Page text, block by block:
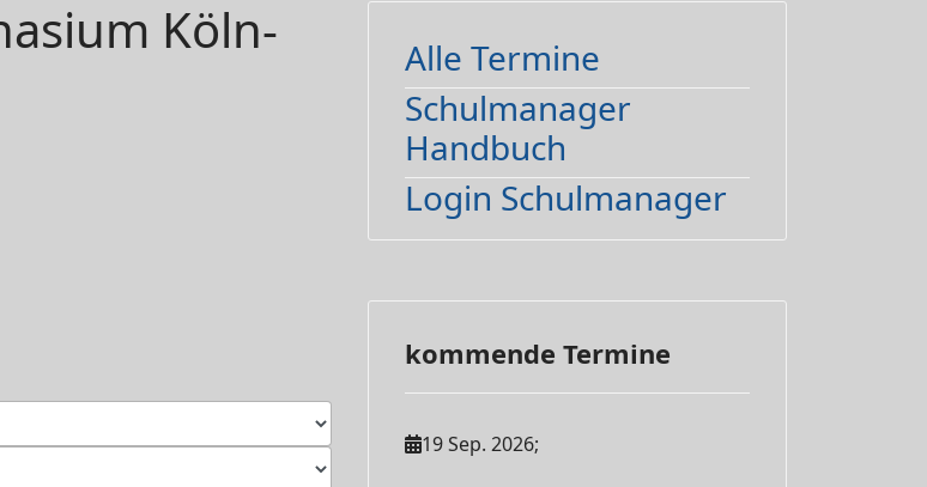
Köln-
Alle Termine
Schulmanager
Handbuch
Login Schulmanager
kommende Termine
19 Sep. 2026;